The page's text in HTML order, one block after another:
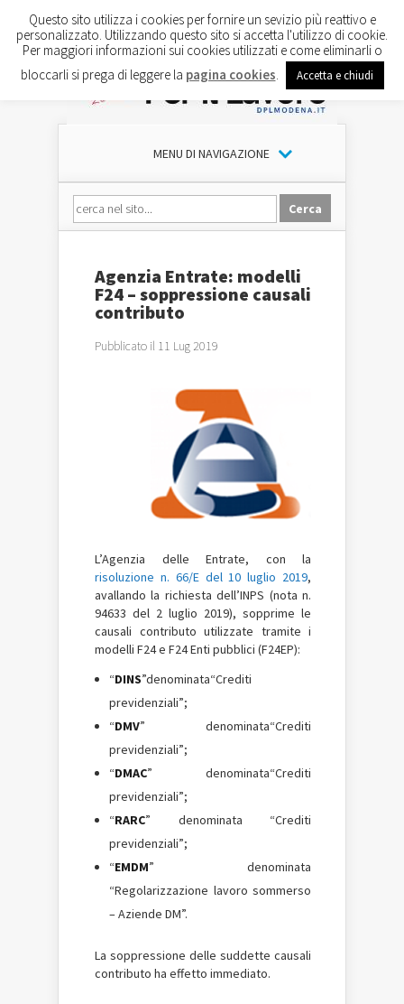
MENU DI NAVIGAZIONE
Agenzia Entrate: modelli
F24 – soppressione causali
contributo
Pubblicato il 11 Lug 2019
L’Agenzia delle Entrate, con la
risoluzione n. 66/E del 10 luglio 2019,
avallando la richiesta dell’INPS (nota n.
94633 del 2 luglio 2019), sopprime le
causali contributo utilizzate tramite i
modelli F24 e F24 Enti pubblici (F24EP):
“DINS”denominata“Crediti
previdenziali”;
“DMV” denominata“Crediti
previdenziali”;
“DMAC” denominata“Crediti
previdenziali”;
“RARC” denominata “Crediti
previdenziali”;
“EMDM” denominata
“Regolarizzazione lavoro sommerso
– Aziende DM”.
La soppressione delle suddette causali
contributo ha effetto immediato.
Questo sito utilizza i cookies per fornire un sevizio più reattivo e
personalizzato. Utilizzando questo sito si accetta l'utilizzo di cookie.
Per maggiori informazioni sui cookies utilizzati e come eliminarli o
bloccarli si prega di leggere la pagina cookies Accetta e chiudi